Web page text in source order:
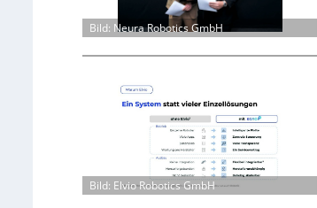
Bild: Neura Robotics GmbH
Bild: Elvio Robotics GmbH